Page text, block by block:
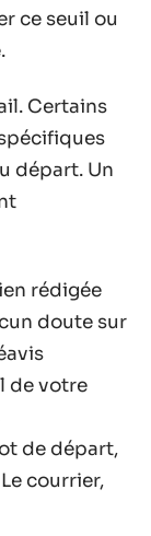
ce seuil ou
Certains
départ. Un
rédigée
doute sur
de votre
de départ,
courrier,